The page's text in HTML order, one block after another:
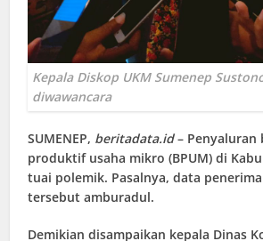
Kepala Diskop UKM Sumenep
diwawancara
SUMENEP, beritadata.id– Penyaluran
produktif usaha mikro (BPUM) di
tuai polemik. Pasalnya, data
tersebut amburadul.
Demikian disampaikan kepala Dinas